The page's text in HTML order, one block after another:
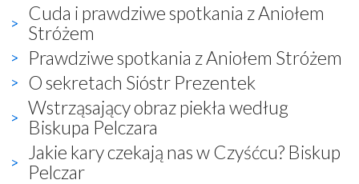
Cuda i prawdziwe spotkania z Aniołem
Stróżem
Prawdziwe spotkania z Aniołem Stróżem
O sekretach Sióstr Prezentek
Wstrząsający obraz piekła według
Biskupa Pelczara
Jakie kary czekają nas w Czyśćcu? Biskup
Pelczar